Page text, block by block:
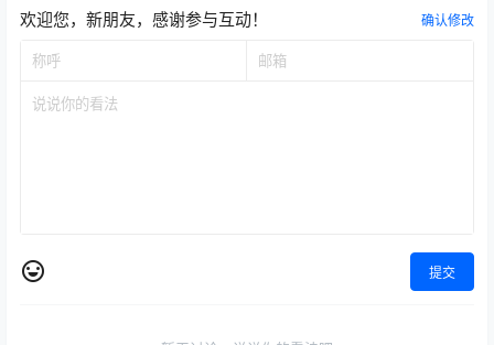
欢迎您，新朋友，感谢参与互动！ 确认修改
提交